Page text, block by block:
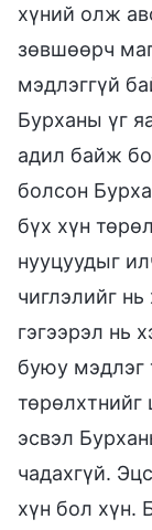
хүний олж
зөвшөөрч
мэдлэггүй
Бурханы үг
адил байж
болсон
бүх хүн
нууцуудыг
чиглэлийг
гэгээрэл нь
буюу мэдлэг
эсвэл
чадахгүй.
хүн бол хүн.